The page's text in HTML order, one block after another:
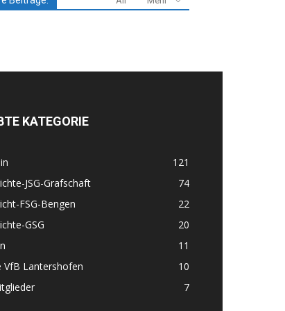
KATEGORIE
121
JSG-Grafschaft
74
FSG-Bengen
22
GSG
20
11
VfB Lantershofen
10
7